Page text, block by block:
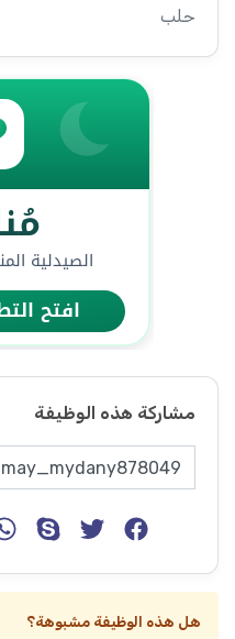
حلب
مشاركة هذه الوظيفة
هل هذه الوظيفة مشبوهة؟